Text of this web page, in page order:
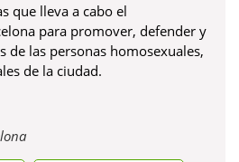
que lleva a cabo el
para promover, defender y
de las personas homosexuales,
de la ciudad.
Obre